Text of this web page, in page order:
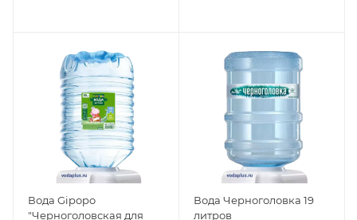
Вода Gipopo
"Черноголовская для
Вода Черноголовка 19
литров